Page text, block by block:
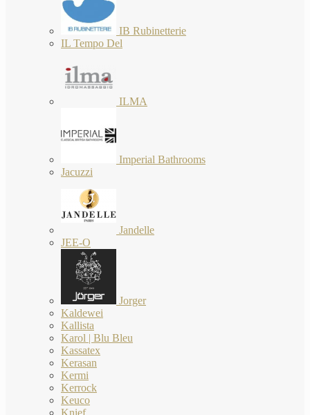
IB Rubinetterie
IL Tempo Del
ILMA
Imperial Bathrooms
Jacuzzi
Jandelle
JEE-O
Jorger
Kaldewei
Kallista
Karol | Blu Bleu
Kassatex
Kerasan
Kermi
Kerrock
Keuco